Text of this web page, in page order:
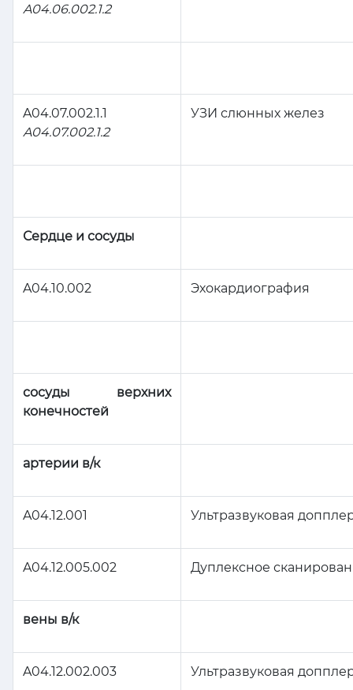
A04.06.002.1.2
A04.07.002.1.1
A04.07.002.1.2
УЗИ слюнных желез
Сердце и сосуды
A04.10.002 Эхокардиография
сосуды верхних
конечностей
артерии в/к
A04.12.001 Ультразвуковая
A04.12.005.002 Дуплексное
вены в/к
A04.12.002.003 Ультразвуковая